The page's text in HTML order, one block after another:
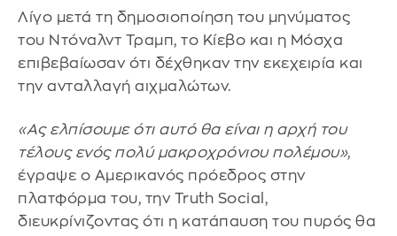
Λίγο μετά τη δημοσιοποίηση του μηνύματος
του Ντόναλντ Τραμπ, το Κίεβο και η Μόσχα
επιβεβαίωσαν ότι δέχθηκαν την εκεχειρία και
την ανταλλαγή αιχμαλώτων.
«Ας ελπίσουμε ότι αυτό θα είναι η αρχή του
τέλους ενός πολύ μακροχρόνιου πολέμου»,
έγραψε ο Αμερικανός πρόεδρος στην
πλατφόρμα του, την Truth Social,
διευκρίνιζοντας ότι η κατάπαυση του πυρός θα